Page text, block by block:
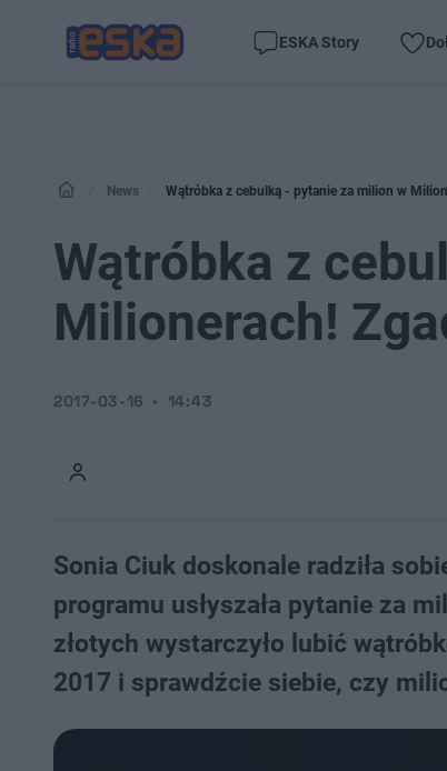
ESKA Story
News Wątróbka z cebulką - pytanie za milion w
Wątróbka z
Milionerach!
2017-03-16 14:43
Sonia Ciuk doskonale radziła
programu usłyszała pytanie za
złotych wystarczyło lubić
2017 i sprawdźcie siebie, czy